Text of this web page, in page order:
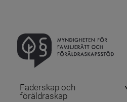
Faderskap och
föräldraskap